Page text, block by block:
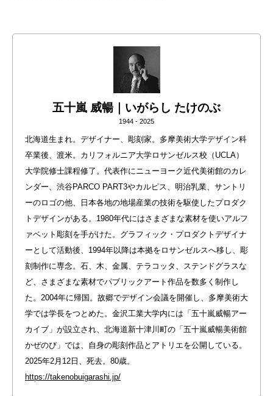
五十嵐 威暢｜いがらし たけのぶ
1944 - 2025
北海道生まれ。デザイナー、彫刻家。多摩美術大学デザイン科
卒業後、渡米。カリフォルニア大学ロサンゼルス校（UCLA）
大学院修士課程修了。代表作にニューヨーク近代美術館のカレ
ンダー、渋谷PARCO PART3やカルピス、明治乳業、サントリ
ーのロゴの他、日本各地の地場産業の技術を駆使したプロダク
トデザインがある。1980年代にはさまざまな素材を使いアルフ
ァベット彫刻を手がけた。グラフィック・プロダクトデザイナ
ーとして活動後、1994年以降は本拠をロサンゼルスへ移し、彫
刻制作に専念。石、木、金属、テラコッタ、ステンドグラスな
ど、さまざまな素材でパブリックアート作品を数多く制作し
た。2004年に帰国。故郷でデザイン会議を開催し、多摩美術大
学では学長をつとめた。金沢工業大学内には「五十嵐威暢アー
カイブ」が設立され、北海道新十津川町の「五十嵐威暢美術館
かぜのび」では、自身の彫刻作品とアトリエを公開している。
2025年2月12日、死去。80歳。
https://takenobuigarashi.jp/